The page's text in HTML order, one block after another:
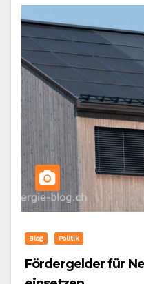
Blog Politik
Fördergelder für